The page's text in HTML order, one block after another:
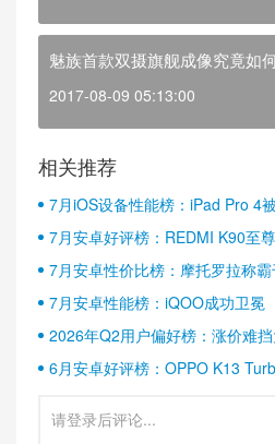
魅族首款双摄旗舰成像究竟如
2017-08-09 05:13:00
相关推荐
7月iOS设备性能榜：iPad Pro 4
7月安卓好评榜：REDMI K90至
半壁江山
7月安卓性价比榜：摩托罗拉称
7月安卓性能榜：iQOO成功卫冕
2026年Q2用户偏好榜：涨价难
6月安卓好评榜：OPPO K13